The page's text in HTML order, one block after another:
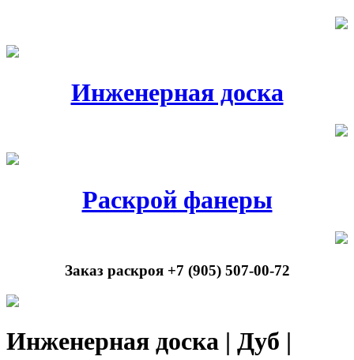
Инженерная доска
Раскрой фанеры
Заказ раскроя +7 (905) 507-00-72
Инженерная доска | Дуб |